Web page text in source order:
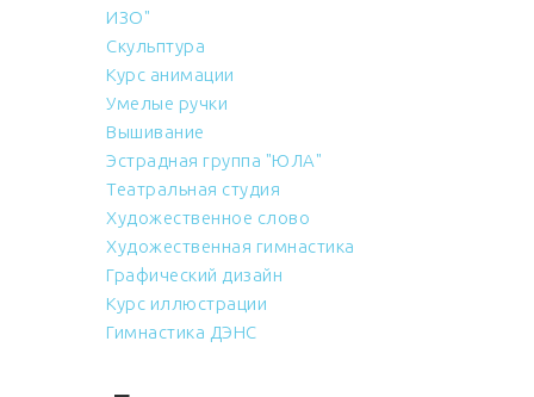
ИЗО"
Скульптура
Курс анимации
Умелые ручки
Вышивание
Эстрадная группа "ЮЛА"
Театральная студия
Художественное слово
Художественная гимнастика
Графический дизайн
Курс иллюстрации
Гимнастика ДЭНС